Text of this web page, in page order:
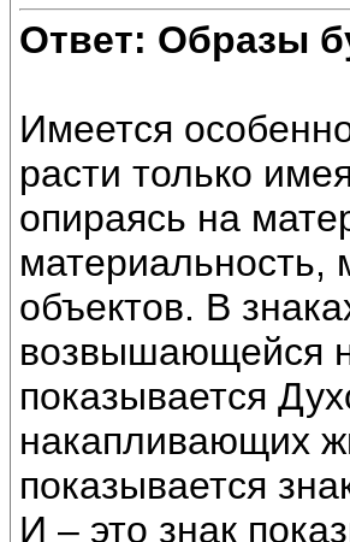
Ответ: Образы
Имеется
расти только
опираясь на
объектов. В
возвышающейся
показывается
накапливающих
показывается
И – это знак